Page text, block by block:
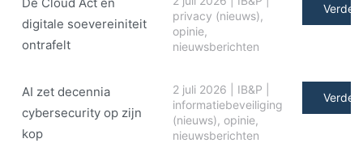
digitale soe­ve­rei­ni­teit
ontrafelt
privacy (nieuws),
opinie,
nieuwsberichten
Verder
AI zet decennia
cybersecurity op zijn
kop
2 juli 2026 IB&P
informatiebeveiliging
(nieuws), opinie,
nieuwsberichten
Verder